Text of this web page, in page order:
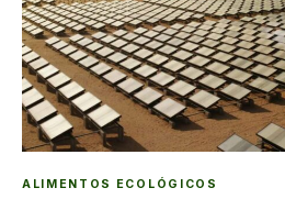
ALIMENTOS ECOLÓGICOS